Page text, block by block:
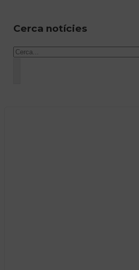
Cerca notícies
Cercar